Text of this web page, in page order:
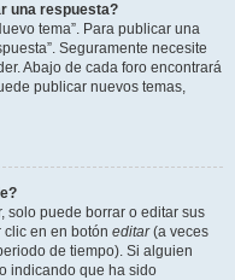
una respuesta?
tema”. Para publicar una
Seguramente necesite
Abajo de cada foro encontrará
publicar nuevos temas,
solo puede borrar o editar sus
en en botón editar(a veces
de tiempo). Si alguien
indicando que ha sido